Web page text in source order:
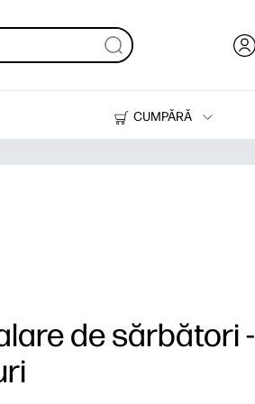
CUMPĂRĂ
Imprimante
de sărbători -